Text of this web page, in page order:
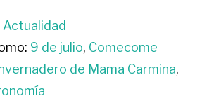
Actualidad
9 de julio, Comecome
de Mama Carmina,